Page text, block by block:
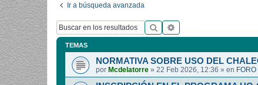
Ir a búsqueda avanzada
Buscar
TEMAS
NORMATIVA SOBRE USO DEL
por Mcdelatorre » 22 Feb 2026, 12:36 » en